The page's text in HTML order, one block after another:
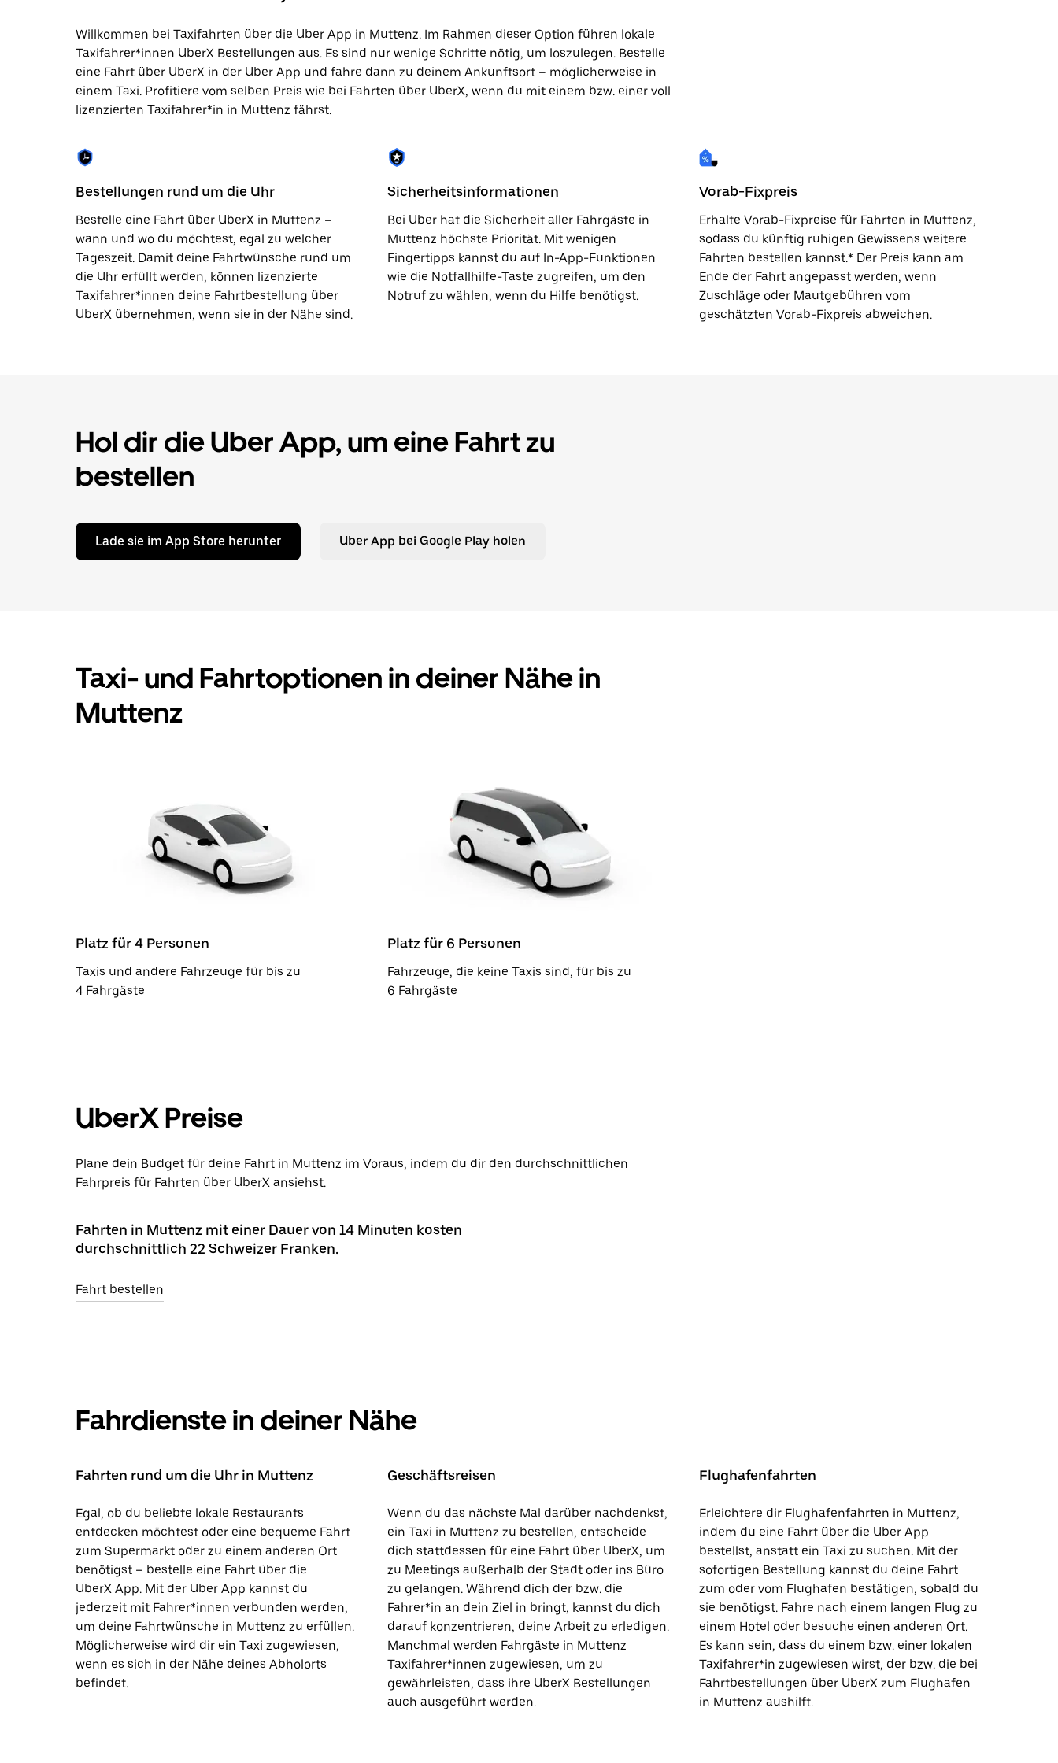
Drücke
die
Escape-
um
den
schließen.
Willkommen bei Taxifahrten über die Uber App in Muttenz. Im Rahmen dieser Option führen lokale
Taxifahrer*innen UberX Bestellungen aus. Es sind nur wenige Schritte nötig, um loszulegen. Bestelle
eine Fahrt über UberX in der Uber App und fahre dann zu deinem Ankunftsort – möglicherweise in
einem Taxi. Profitiere vom selben Preis wie bei Fahrten über UberX, wenn du mit einem bzw. einer voll
lizenzierten Taxifahrer*in in Muttenz fährst.
Bestellungen rund um die Uhr
Bestelle eine Fahrt über UberX in Muttenz –
wann und wo du möchtest, egal zu welcher
Tageszeit. Damit deine Fahrtwünsche rund um
die Uhr erfüllt werden, können lizenzierte
Taxifahrer*innen deine Fahrtbestellung über
UberX übernehmen, wenn sie in der Nähe sind.
Sicherheitsinformationen
Bei Uber hat die Sicherheit aller Fahrgäste in
Muttenz höchste Priorität. Mit wenigen
Fingertipps kannst du auf In-App-Funktionen
wie die Notfallhilfe-Taste zugreifen, um den
Notruf zu wählen, wenn du Hilfe benötigst.
Vorab-Fixpreis
Erhalte Vorab-Fixpreise für Fahrten in Muttenz,
sodass du künftig ruhigen Gewissens weitere
Fahrten bestellen kannst.* Der Preis kann am
Ende der Fahrt angepasst werden, wenn
Zuschläge oder Mautgebühren vom
geschätzten Vorab-Fixpreis abweichen.
Hol dir die Uber App, um eine Fahrt zu
bestellen
Lade sie im App Store herunter Uber App bei Google Play holen
Taxi- und Fahrtoptionen in deiner Nähe in
Muttenz
Platz für 4 Personen
Taxis und andere Fahrzeuge für bis zu
4 Fahrgäste
Platz für 6 Personen
Fahrzeuge, die keine Taxis sind, für bis zu
6 Fahrgäste
UberX Preise
Plane dein Budget für deine Fahrt in Muttenz im Voraus, indem du dir den durchschnittlichen
Fahrpreis für Fahrten über UberX ansiehst.
Fahrten in Muttenz mit einer Dauer von 14 Minuten kosten
durchschnittlich 22 Schweizer Franken.
Fahrt bestellen
Fahrdienste in deiner Nähe
Fahrten rund um die Uhr in Muttenz
Egal, ob du beliebte lokale Restaurants
entdecken möchtest oder eine bequeme Fahrt
zum Supermarkt oder zu einem anderen Ort
benötigst – bestelle eine Fahrt über die
UberX App. Mit der Uber App kannst du
jederzeit mit Fahrer*innen verbunden werden,
um deine Fahrtwünsche in Muttenz zu erfüllen.
Möglicherweise wird dir ein Taxi zugewiesen,
wenn es sich in der Nähe deines Abholorts
befindet.
Geschäftsreisen
Wenn du das nächste Mal darüber nachdenkst,
ein Taxi in Muttenz zu bestellen, entscheide
dich stattdessen für eine Fahrt über UberX, um
zu Meetings außerhalb der Stadt oder ins Büro
zu gelangen. Während dich der bzw. die
Fahrer*in an dein Ziel in bringt, kannst du dich
darauf konzentrieren, deine Arbeit zu erledigen.
Manchmal werden Fahrgäste in Muttenz
Taxifahrer*innen zugewiesen, um zu
gewährleisten, dass ihre UberX Bestellungen
auch ausgeführt werden.
Flughafenfahrten
Erleichtere dir Flughafenfahrten in Muttenz,
indem du eine Fahrt über die Uber App
bestellst, anstatt ein Taxi zu suchen. Mit der
sofortigen Bestellung kannst du deine Fahrt
zum oder vom Flughafen bestätigen, sobald du
sie benötigst. Fahre nach einem langen Flug zu
einem Hotel oder besuche einen anderen Ort.
Es kann sein, dass du einem bzw. einer lokalen
Taxifahrer*in zugewiesen wirst, der bzw. die bei
Fahrtbestellungen über UberX zum Flughafen
in Muttenz aushilft.